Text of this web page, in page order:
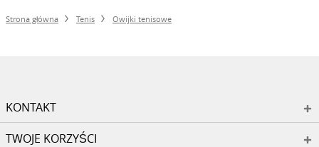
Strona główna Tenis Owijki tenisowe
KONTAKT
TWOJE KORZYŚCI